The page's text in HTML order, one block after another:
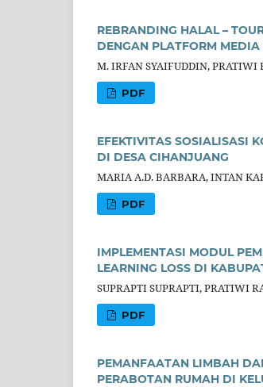
REBRANDING HALAL –
DENGAN PLATFORM
M. IRFAN SYAIFUDDIN,
PDF
EFEKTIVITAS SOSIALISASI
DI DESA CIHANJUANG
MARIA A.D. BARBARA, INTAN
PDF
IMPLEMENTASI MODUL
LEARNING LOSS DI
SUPRAPTI SUPRAPTI, PRATIWI
PDF
PEMANFAATAN LIMBAH
PERABOTAN RUMAH DI